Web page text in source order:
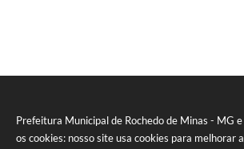
Prefeitura Municipal de Rochedo de Minas - MG e
os cookies: nosso site usa cookies para melhorar a